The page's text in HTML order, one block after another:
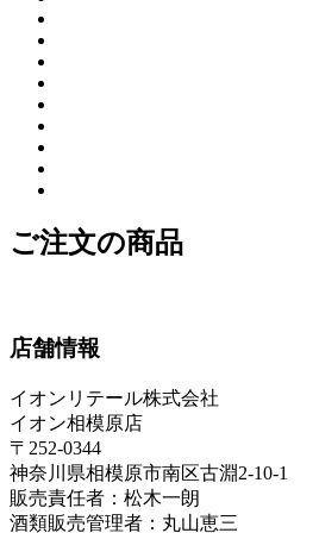
ご注文の商品
店舗情報
イオンリテール株式会社
イオン相模原店
〒252-0344
神奈川県相模原市南区古淵2-10-1
販売責任者：松木一朗
酒類販売管理者：丸山恵三